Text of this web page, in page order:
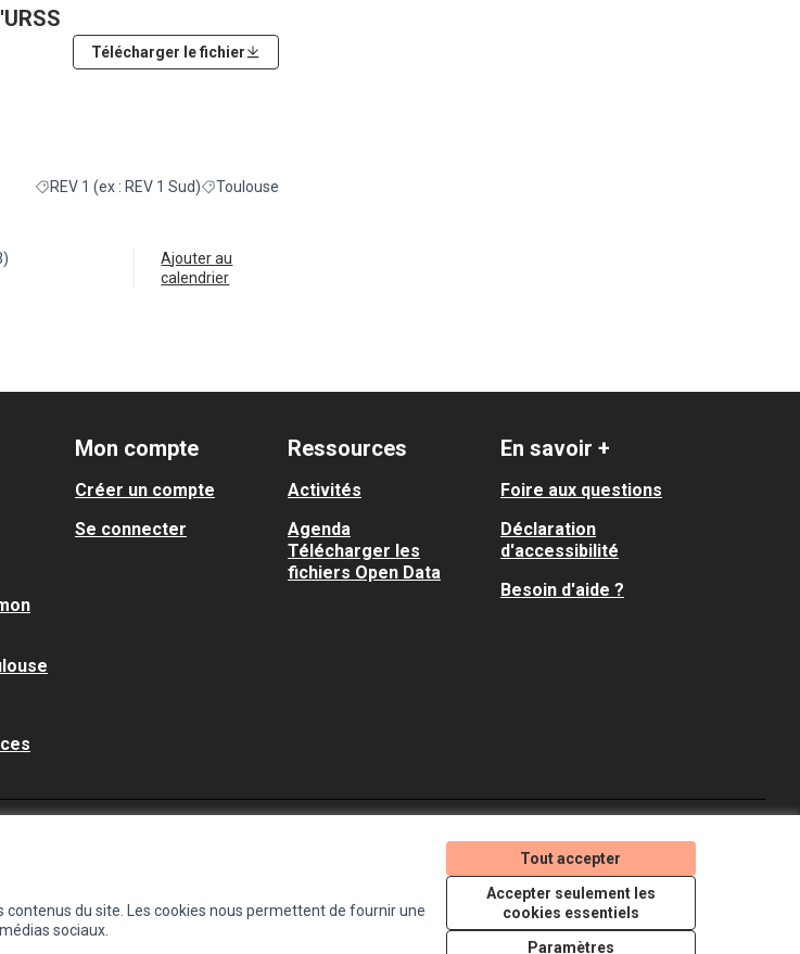
du site. Les cookies nous permettent de fournir une
sociaux.
Tout accepter
Accepter seulement les
cookies essentiels
Paramètres
Télécharger le fichier
Filtrer les résultats de la catégorie : REV 1 (ex : REV 1 Sud)
REV 1 (ex : REV 1 Sud)Filtrer les résultats pour le secteur : Toulouse
Toulouse
Ajouter au
calendrier
Mon compte
Créer un compte
Se connecter
Ressources
Activités
Agenda
Télécharger les
fichiers Open Data
En savoir +
Foire aux questions
Déclaration
d'accessibilité
Besoin d'aide ?
(Lien externe)
(Lien externe)
(Lien externe)
Licence Creative
(Lien externe)